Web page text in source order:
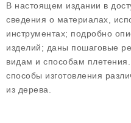
В настоящем издании в
сведения о материалах,
инструментах; подробно
изделий; даны пошаговые
видам и способам
способы изготовления
из дерева.